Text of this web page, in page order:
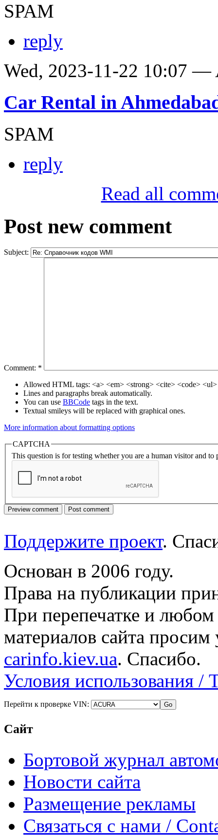
SPAM
reply
Wed, 2023-11-22 10:07 —
Car Rental in
SPAM
reply
Read all
Post new comment
Subject:
Comment: *
Allowed HTML tags: <a> <em> <strong> <cite> <code>
Lines and paragraphs break automatically.
You can use BBCode tags in the text.
Textual smileys will be replaced with graphical ones.
More information about formatting options
CAPTCHA
This question is for testing whether you are a human visitor and to
Поддержите проект.
Основан в 2006 году.
Права на публикации
При перепечатке и
материалов сайта просим
carinfo.kiev.ua. Спасибо.
Условия использования /
Перейти к проверке VIN:
Сайт
Бортовой журнал
Новости сайта
Размещение рекламы
Связаться с нами /